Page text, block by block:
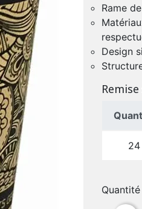
Rame
Design
24
Quantité